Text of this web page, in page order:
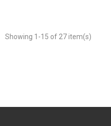
Showing 1-15 of 27 item(s)